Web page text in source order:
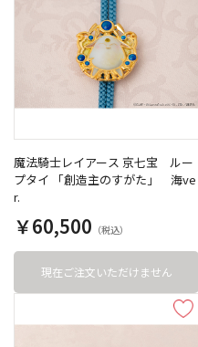
魔法騎士レイアース 京七宝 ルー
プタイ 「創造主のすがた」 海ve
r.
￥60,500
現在ご注文いただけません